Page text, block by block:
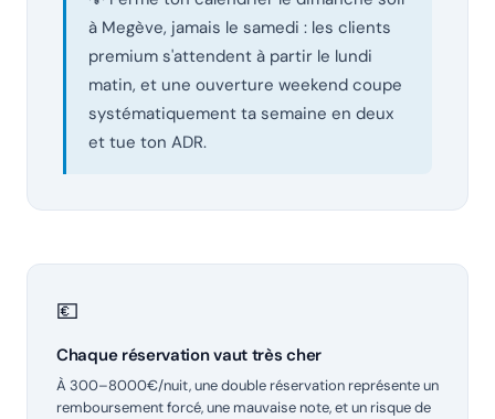
à Megève, jamais le samedi : les clients
premium s'attendent à partir le lundi
matin, et une ouverture weekend coupe
systématiquement ta semaine en deux
et tue ton ADR.
💶
Chaque réservation vaut très cher
À 300–8000€/nuit, une double réservation représente un
remboursement forcé, une mauvaise note, et un risque de